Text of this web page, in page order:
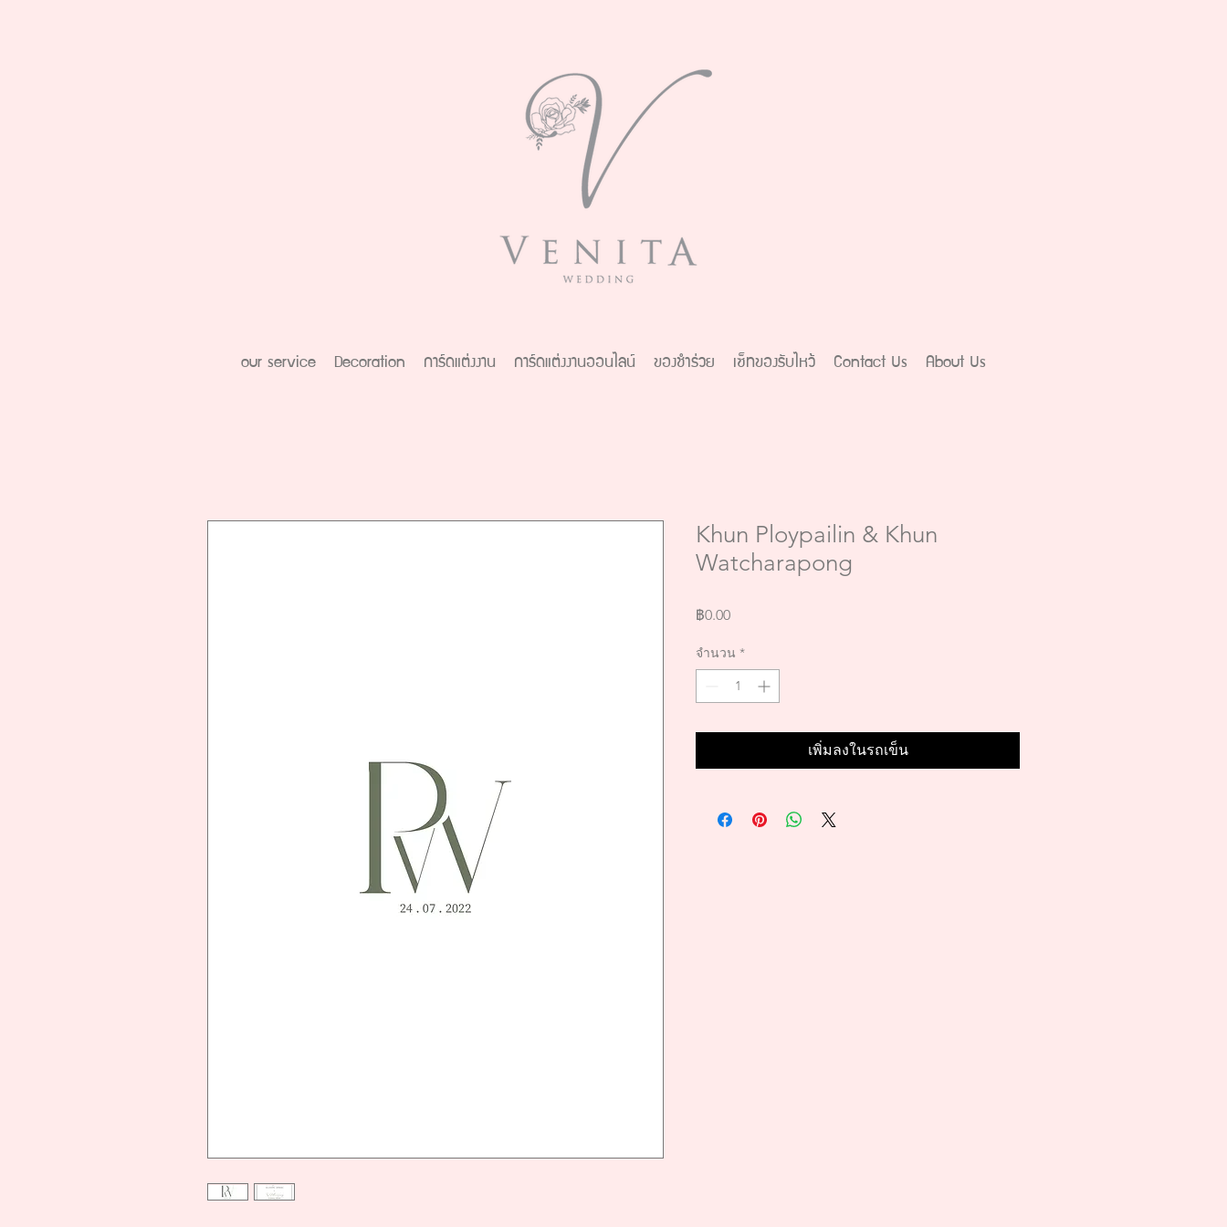
our service Decoration การ์ดแต่งงาน การ์ดแต่งงานออนไลน์ ของชำร่วย เซ็ทของรับไหว้ Contact Us About Us
Khun Ploypailin & Khun
Watcharapong
฿0.00ราคา
จำนวน *
เพิ่มลงในรถเข็น